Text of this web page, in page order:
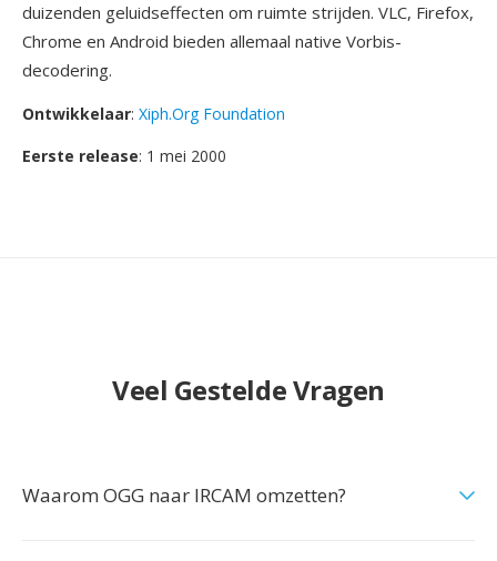
duizenden geluidseffecten om ruimte strijden. VLC, Firefox,
Chrome en Android bieden allemaal native Vorbis-
decodering.
Ontwikkelaar: Xiph.Org Foundation
Eerste release: 1 mei 2000
Veel Gestelde Vragen
Waarom OGG naar IRCAM omzetten?